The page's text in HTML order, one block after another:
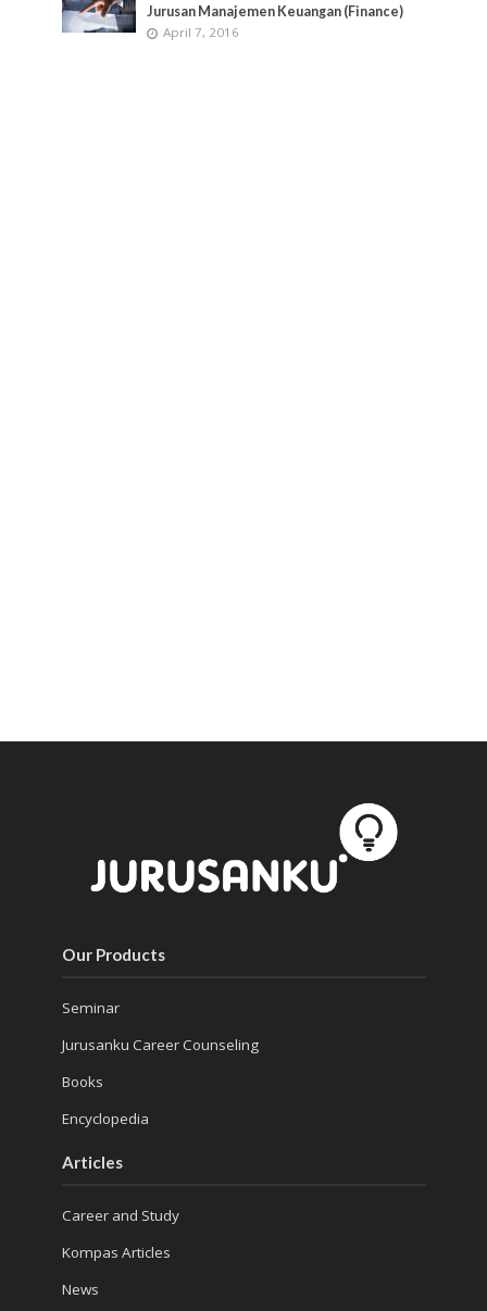
Jurusan Manajemen Keuangan (Finance)
April 7, 2016
Our Products
Seminar
Jurusanku Career Counseling
Books
Encyclopedia
Articles
Career and Study
Kompas Articles
News